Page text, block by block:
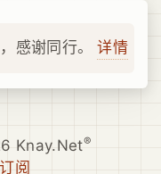
感谢同行。 详情
Knay.Net®
阅